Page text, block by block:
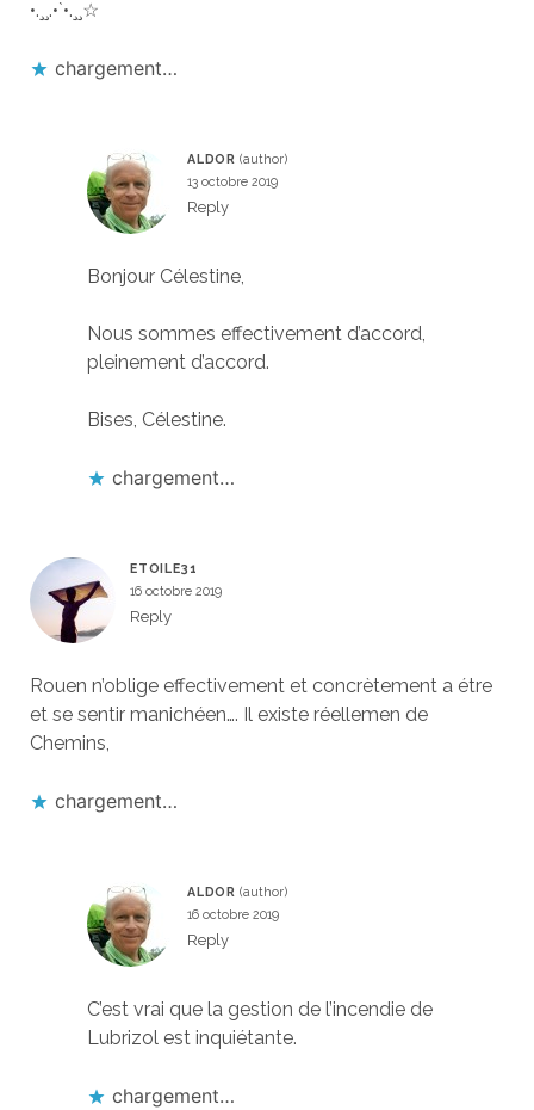
•.¸¸.•`•.¸¸☆
chargement…
ALDOR
13 octobre 2019
Reply
Bonjour Célestine,
Nous sommes effectivement d’accord,
pleinement d’accord.
Bises, Célestine.
chargement…
ETOILE31
16 octobre 2019
Reply
Rouen n’oblige effectivement et concrètement a étre
et se sentir manichéen…. Il existe réellemen de
Chemins,
chargement…
ALDOR
16 octobre 2019
Reply
C’est vrai que la gestion de l’incendie de
Lubrizol est inquiétante.
chargement…